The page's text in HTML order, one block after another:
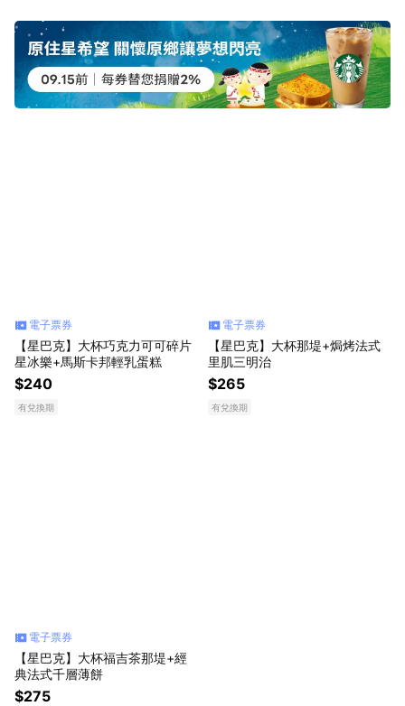
電子票券
【星巴克】大杯巧克力可可碎片
星冰樂+馬斯卡邦輕乳蛋糕
$240
有兌換期
電子票券
【星巴克】大杯那堤+焗烤法式
里肌三明治
$265
有兌換期
電子票券
【星巴克】大杯福吉茶那堤+經
典法式千層薄餅
$275